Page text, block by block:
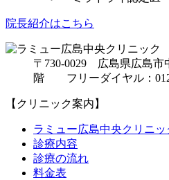
院長紹介はこちら
〒730-0029 広島県広島市
階 フリーダイヤル：
【クリニック案内】
ラミュー広島中央クリニッ
診療内容
診療の流れ
料金表